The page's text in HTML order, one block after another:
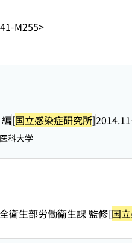
M255>
[国立感染症研究所]2014.11
科大学
衛生部労働衛生課 監修[国